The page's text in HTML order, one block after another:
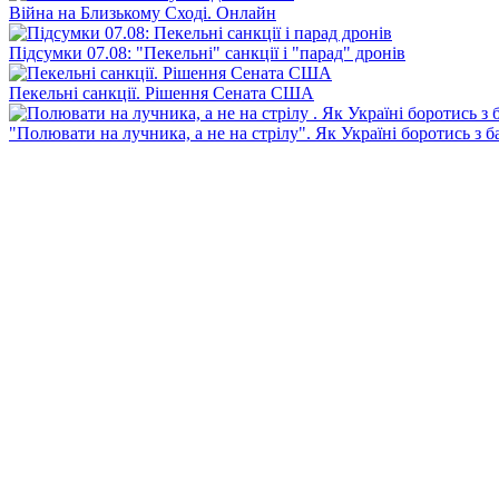
Війна на Близькому Сході. Онлайн
Підсумки 07.08: "Пекельні" санкції і "парад" дронів
Пекельні санкції. Рішення Сената США
"Полювати на лучника, а не на стрілу". Як Україні боротись з